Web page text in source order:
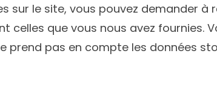
sur le site, vous pouvez demander
celles que vous nous avez fournies.
prend pas en compte les données